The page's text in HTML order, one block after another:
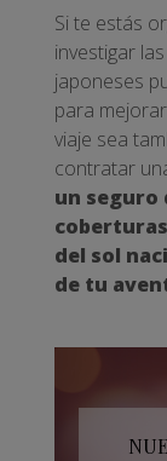
Si te estás
investigar
japoneses
para
viaje sea
contratar
un seguro
del sol
de tu